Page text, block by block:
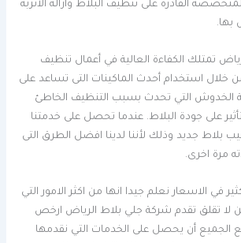
القادرة على تنظيف البلاط وازالة الاتربة
تمتلك الكفاءة العالية في أعمال تنظيف
خلال استخدام أحدث الماكينات التى تساعد على
ازالة الخدوش التي تحدث بسبب التنظيف الخاطئ
على جودة البلاط. عندما تحصل على خدمتنا
بلاط جديد وذلك لأننا لدينا افضل الطرق التى
مرة اخرى.
في الاسعار نعلم جيدا انها من اكثر الامور التي
لا تقلق تقدم شركة جلي بلاط الرياض ارخص
الجميع أن يحصل على الخدمات التي نقدمها